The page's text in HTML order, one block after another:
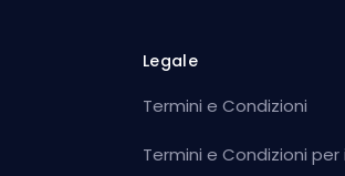
Legale
Termini e Condizioni
Termini e Condizioni per